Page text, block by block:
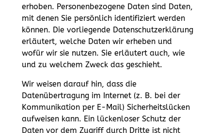
erhoben. Personenbezogene Daten sind Daten,
mit denen Sie persönlich identifiziert werden
können. Die vorliegende Datenschutzerklärung
erläutert, welche Daten wir erheben und
wofür wir sie nutzen. Sie erläutert auch, wie
und zu welchem Zweck das geschieht.
Wir weisen darauf hin, dass die
Datenübertragung im Internet (z. B. bei der
Kommunikation per E-Mail) Sicherheitslücken
aufweisen kann. Ein lückenloser Schutz der
Daten vor dem Zugriff durch Dritte ist nicht